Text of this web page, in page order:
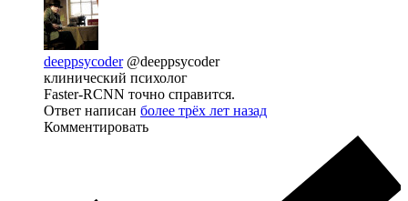
deeppsycoder @deeppsycoder
клинический психолог
Faster-RCNN точно справится.
Ответ написан более трёх лет назад
Комментировать